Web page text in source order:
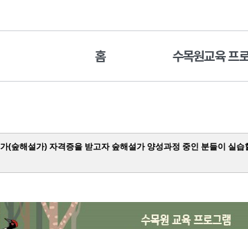
홈 수목원교육 프
(숲해설가) 자격증을 받고자 숲해설가 양성과정 중인 분들이 실